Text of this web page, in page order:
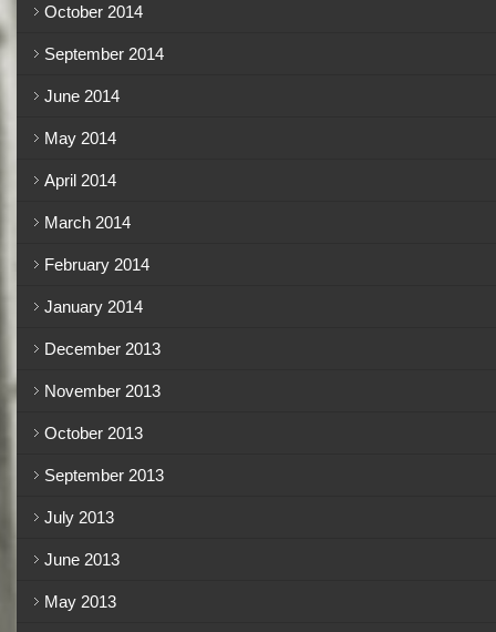
October 2014
September 2014
June 2014
May 2014
April 2014
March 2014
February 2014
January 2014
December 2013
November 2013
October 2013
September 2013
July 2013
June 2013
May 2013